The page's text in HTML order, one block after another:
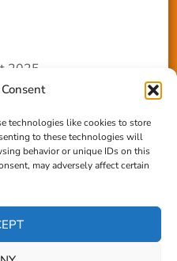
technologies like cookies to store
to these technologies will
behavior or unique IDs on this
may adversely affect certain
2025
Paille 6/7/24